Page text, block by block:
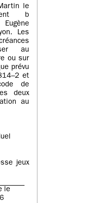
le
b
Les
au
ou sur
prévu
et
de
deux
au
jeux
le